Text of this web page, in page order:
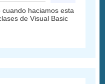
haciamos esta
de Visual Basic